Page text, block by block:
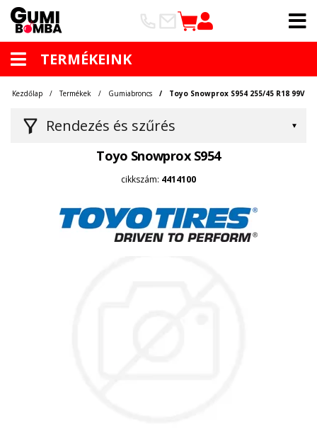
TERMÉKEINK
Rendezés és szűrés
Kezdőlap Termékek Gumiabroncs Toyo Snowprox S954 255/45 R18 99V
Toyo Snowprox S954
cikkszám: 4414100